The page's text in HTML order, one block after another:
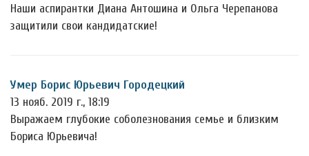
Наши аспирантки Диана Антошина и Ольга Черепанова
защитили свои кандидатские!
Умер Борис Юрьевич Городецкий
13 нояб. 2019 г., 18:19
Выражаем глубокие соболезнования семье и близким
Бориса Юрьевича!